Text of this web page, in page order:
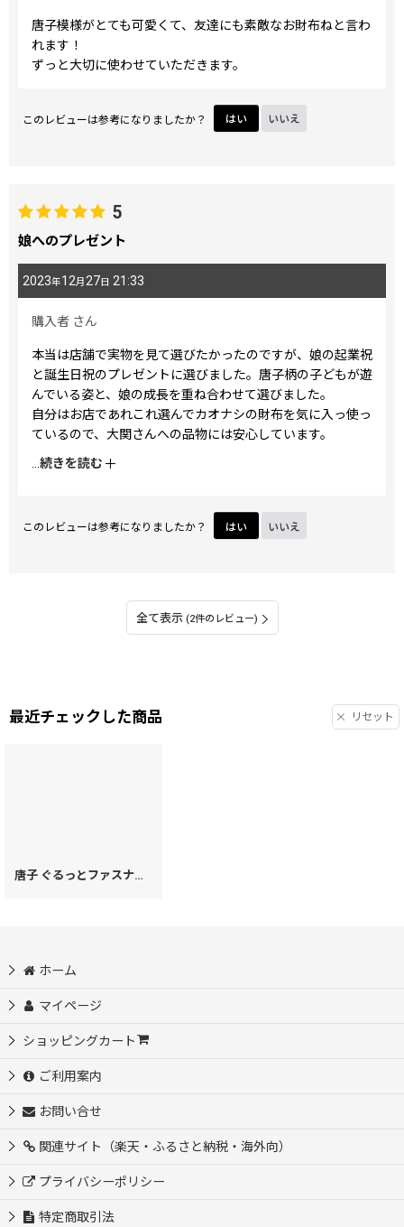
唐子模様がとても可愛くて、友達にも素敵なお財布ねと言わ
れます！
ずっと大切に使わせていただきます。
このレビューは参考になりましたか？ はい いいえ
5
娘へのプレゼント
2023年12月 27 日 21:33
購入者 さん
本当は店舗で実物を見て選びたかったのですが、娘の起業祝
と誕生日祝のプレゼントに選びました。唐子柄の子どもが遊
んでいる姿と、娘の成長を重ね合わせて選びました。
自分はお店であれこれ選んでカオナシの財布を気に入っ使っ
ているので、大関さんへの品物には安心しています。
届いた財布の朱色も真っ赤ではなく落ち着いた色で、飛び回
って遊ぶ子ども達の表情もすごく可愛いです。
続きを読む
このレビューは参考になりましたか？ はい いいえ
全て表示 (2件のレビュー)
最近チェックした商品 リセット
唐子 ぐるっとファスナーの長財布（絢爛柄）［t］
ホーム
マイページ
ショッピングカート
ご利用案内
お問い合せ
関連サイト（楽天・ふるさと納税・海外向）
プライバシーポリシー
特定商取引法